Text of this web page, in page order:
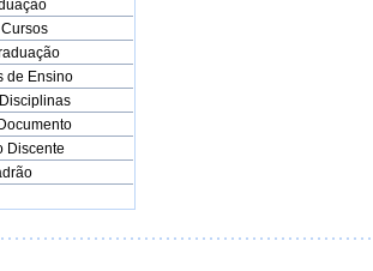
de Ensino
Discente